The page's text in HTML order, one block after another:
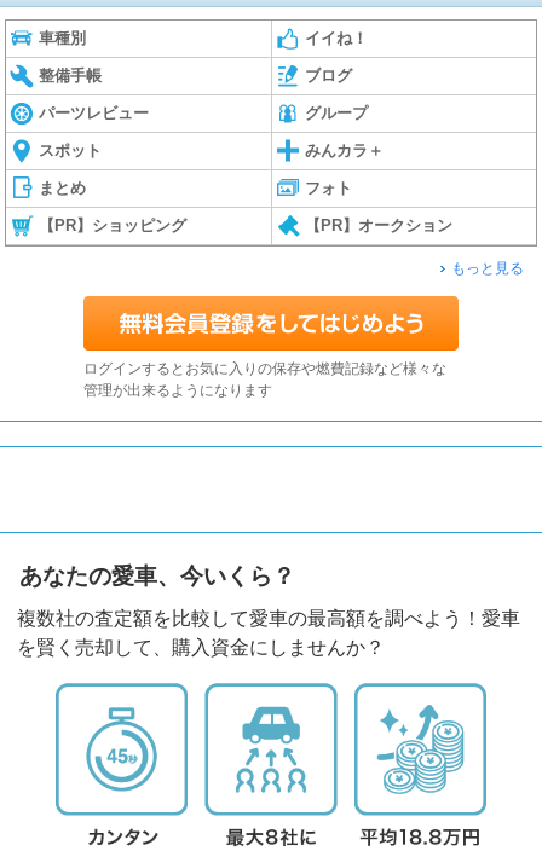
車種別 イイね！
整備手帳 ブログ
パーツレビュー グループ
スポット みんカラ＋
まとめ フォト
【PR】ショッピング 【PR】オークション
もっと見る
ログインするとお気に入りの保存や燃費記録など様々な
管理が出来るようになります
あなたの愛車、今いくら？
複数社の査定額を比較して愛車の最高額を調べよう！愛車
を賢く売却して、購入資金にしませんか？